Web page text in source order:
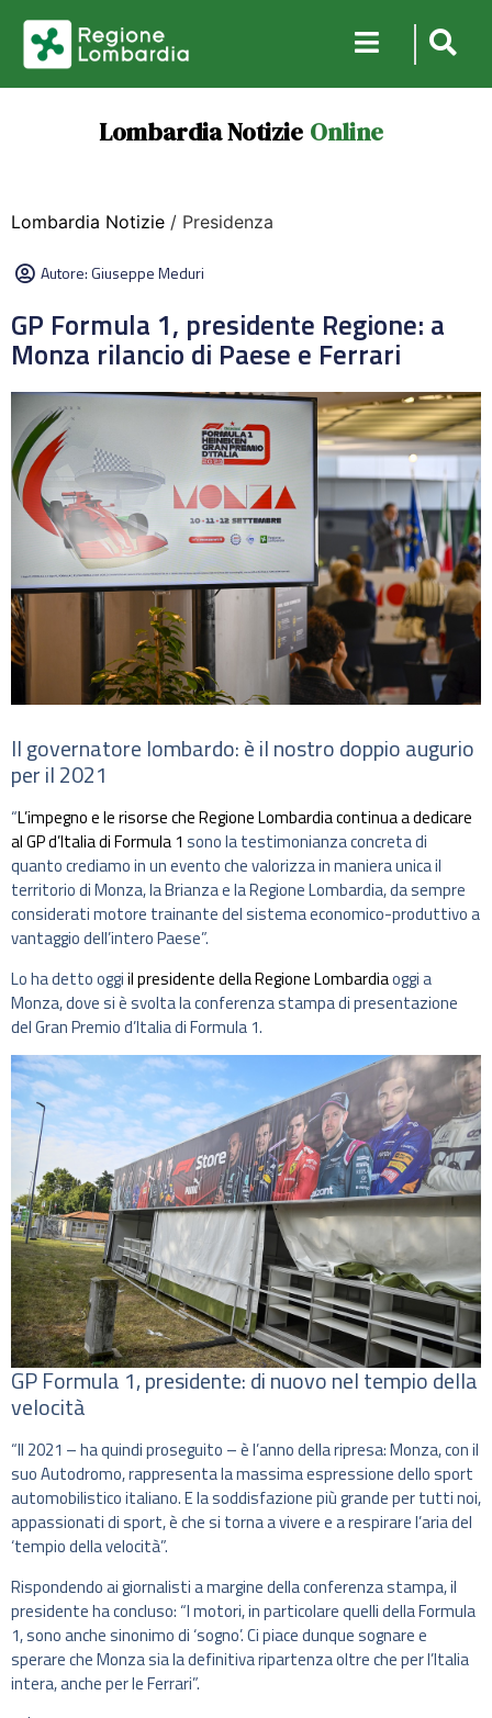
Lombardia Notizie Online
Lombardia Notizie / Presidenza
Autore:Giuseppe Meduri
GP Formula 1, presidente Regione: a
Monza rilancio di Paese e Ferrari
Il governatore lombardo: è il nostro doppio augurio
per il 2021
“L’impegno e le risorse che Regione Lombardia continua a dedicare
al GP d’Italia di Formula 1 sono la testimonianza concreta di
quanto crediamo in un evento che valorizza in maniera unica il
territorio di Monza, la Brianza e la Regione Lombardia, da sempre
considerati motore trainante del sistema economico-produttivo a
vantaggio dell’intero Paese”.
Lo ha detto oggiil presidente della Regione Lombardiaoggi a
Monza, dove si è svolta la conferenza stampa di presentazione
del Gran Premio d’Italia di Formula 1.
GP Formula 1, presidente: di nuovo nel tempio della
velocità
“Il 2021 – ha quindi proseguito – è l’anno della ripresa: Monza, con il
suo Autodromo, rappresenta la massima espressione dello sport
automobilistico italiano. E la soddisfazione più grande per tutti noi,
appassionati di sport, è che si torna a vivere e a respirare l’aria del
‘tempio della velocità”.
Rispondendo ai giornalisti a margine della conferenza stampa, il
presidente ha concluso: “I motori, in particolare quelli della Formula
1, sono anche sinonimo di ‘sogno’. Ci piace dunque sognare e
sperare che Monza sia la definitiva ripartenza oltre che per l’Italia
intera, anche per le Ferrari”.